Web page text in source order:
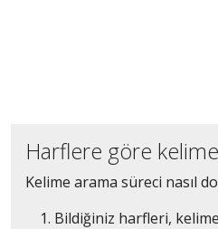
Harflere göre
Kelime arama süreci nasıl
Bildiğiniz harfleri,